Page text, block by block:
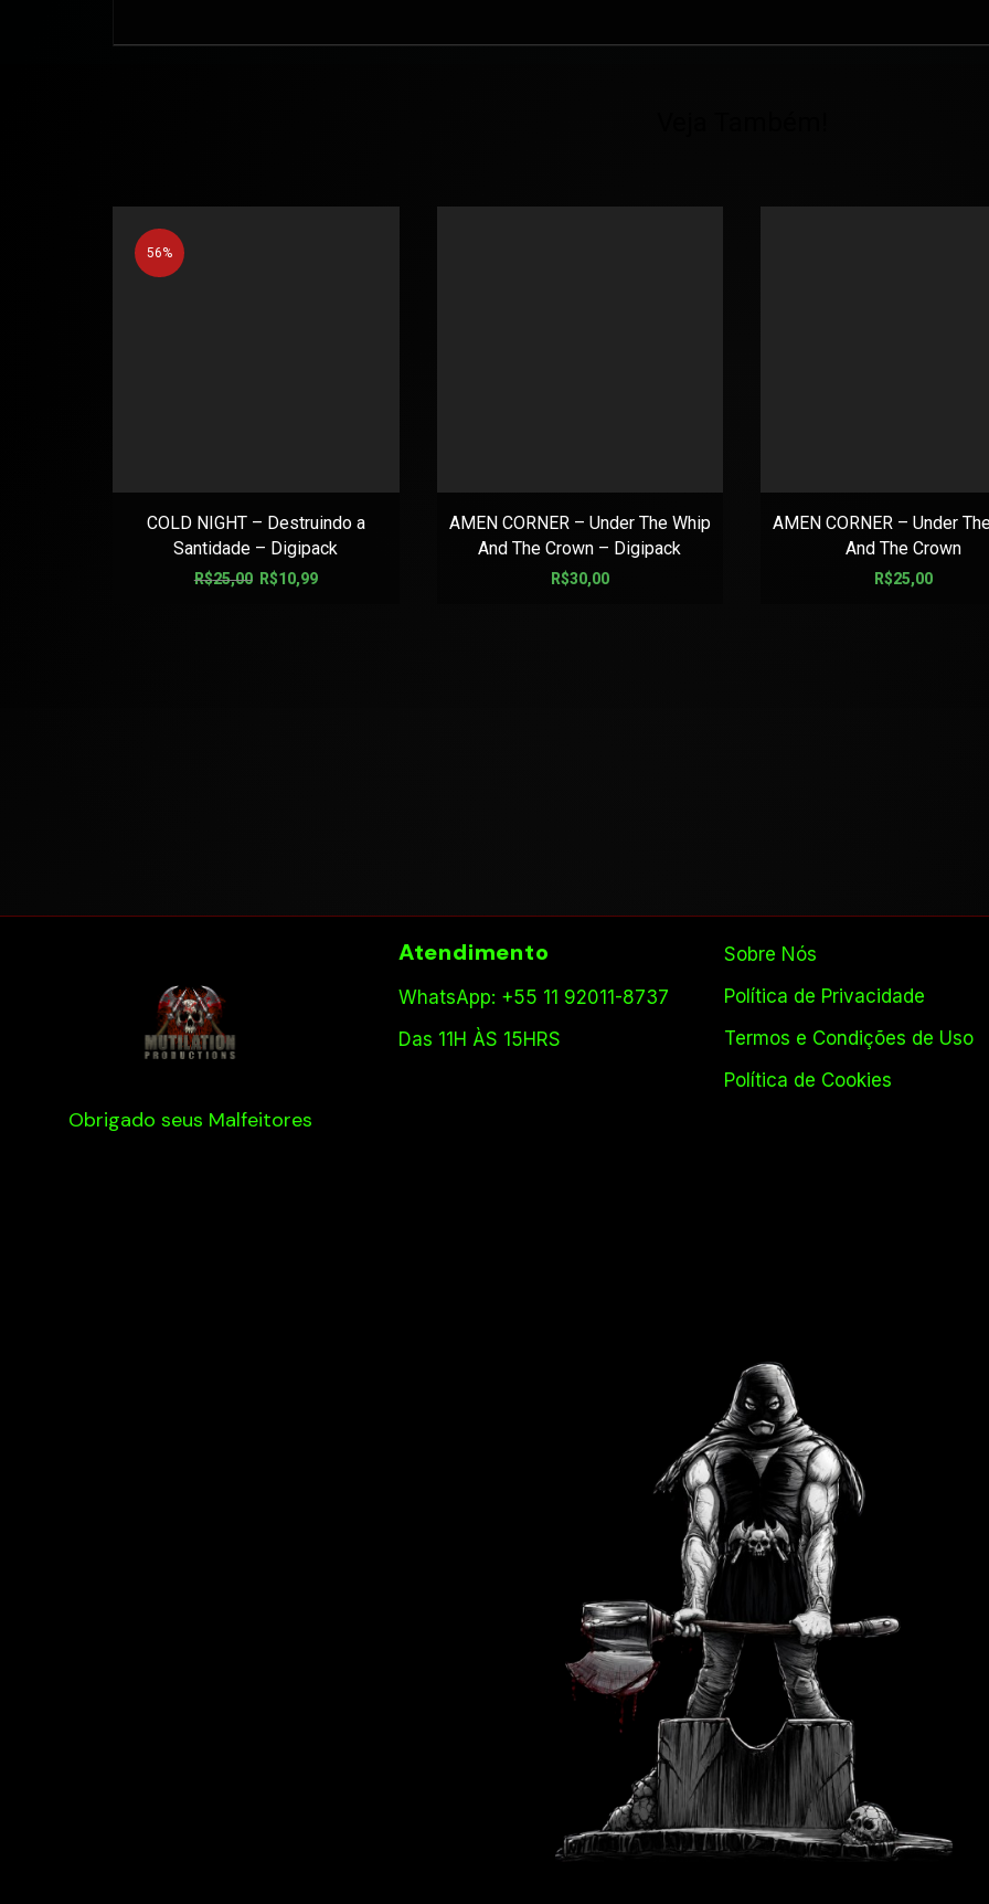
56%
COLD NIGHT – Destruindo a
Santidade – Digipack
R$25,00 R$10,99
AMEN CORNER – Under The Whip
And The Crown – Digipack
R$30,00
AMEN CORNER – Under
And The Crown
R$25,00
Obrigado seus Malfeitores
Atendimento
WhatsApp: +55 11 92011-8737
Das 11H ÀS 15HRS
Sobre Nós
Política de Privacidade
Termos e Condições de Uso
Política de Cookies